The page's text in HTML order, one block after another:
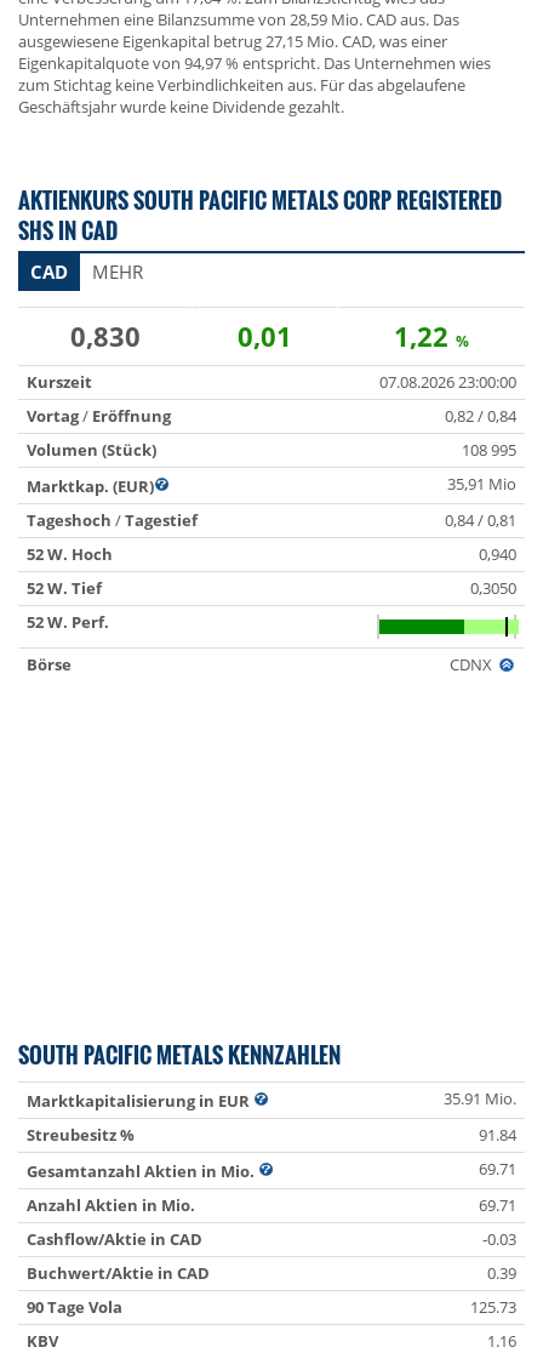
Unternehmen eine Bilanzsumme von 28,59 Mio. CAD aus. Das
ausgewiesene Eigenkapital betrug 27,15 Mio. CAD, was einer
Eigenkapitalquote von 94,97 % entspricht. Das Unternehmen wies
zum Stichtag keine Verbindlichkeiten aus. Für das abgelaufene
Geschäftsjahr wurde keine Dividende gezahlt.
AKTIENKURS SOUTH PACIFIC METALS CORP REGISTERED
SHS IN CAD
CAD MEHR
0,830 0,01 1,22 %
Kurszeit
07.08.2026 23:00:00
Vortag/ Eröffnung
0,82 / 0,84
Volumen (Stück)
108 995
Marktkap. (EUR)
35,91 Mio
Tageshoch /Tagestief
0,84 / 0,81
52 W. Hoch
0,940
52 W. Tief
0,3050
52 W. Perf.
Börse
CDNX
SOUTH PACIFIC METALS KENNZAHLEN
Marktkapitalisierung in EUR
35.91 Mio.
Streubesitz %
91.84
Gesamtanzahl Aktien in Mio.
69.71
Anzahl Aktien in Mio.
69.71
Cashflow/Aktie in CAD
-0.03
Buchwert/Aktie in CAD
0.39
90 Tage Vola
125.73
KBV
1.16